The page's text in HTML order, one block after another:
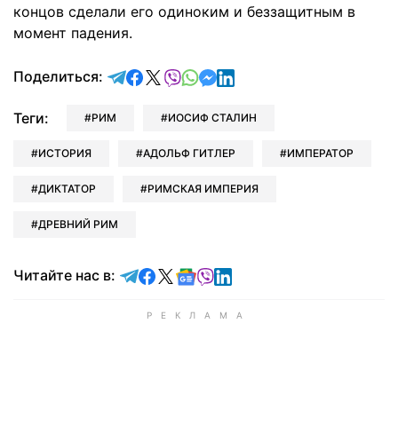
концов сделали его одиноким и беззащитным в
момент падения.
Поделиться: отправить в Telegram
поделиться в Facebook
поделиться в X
отправить в Viber
отправить в Whatsapp
отправить в Messenger
отправить в LinkedIn
Теги: РИМ ИОСИФ СТАЛИН
ИСТОРИЯ АДОЛЬФ ГИТЛЕР ИМПЕРАТОР
ДИКТАТОР РИМСКАЯ ИМПЕРИЯ
ДРЕВНИЙ РИМ
Читайте нас в: Читайте в Telegram
Читайте в Facebook
Читайте в X
Читайте в Google news
Читайте в Viber
Читайте в LinkedIn